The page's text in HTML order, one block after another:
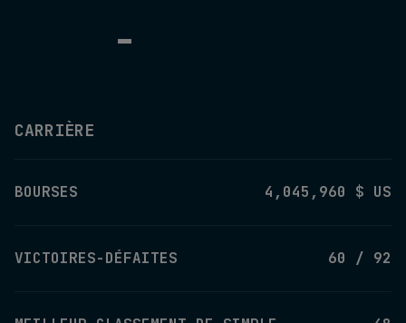
-
CARRIÈRE
BOURSES 4,045,960 $ US
VICTOIRES-DÉFAITES 60 / 92